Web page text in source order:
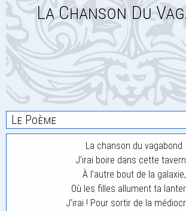
La Chanson Du
Le Poème
La chanson du vagabond
J’irai boire dans cette
À l’autre bout de la galaxie,
Où les filles allument ta
J’irai ! Pour sortir de la